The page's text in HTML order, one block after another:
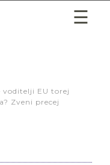
Zveni precej